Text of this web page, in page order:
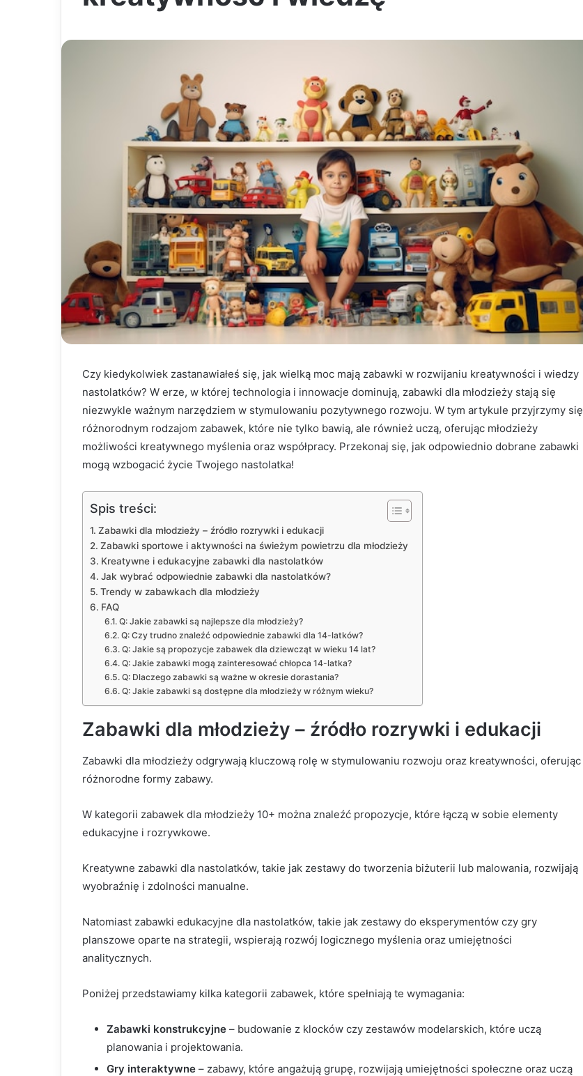
Czy kiedykolwiek zastanawiałeś się, jak wielką moc mają zabawki w rozwijaniu kreatywności i wiedzy
nastolatków? W erze, w której technologia i innowacje dominują, zabawki dla młodzieży stają się
niezwykle ważnym narzędziem w stymulowaniu pozytywnego rozwoju. W tym artykule przyjrzymy się
różnorodnym rodzajom zabawek, które nie tylko bawią, ale również uczą, oferując młodzieży
możliwości kreatywnego myślenia oraz współpracy. Przekonaj się, jak odpowiednio dobrane zabawki
mogą wzbogacić życie Twojego nastolatka!
Spis treści:
Zabawki dla młodzieży – źródło rozrywki i edukacji
Zabawki sportowe i aktywności na świeżym powietrzu dla młodzieży
Kreatywne i edukacyjne zabawki dla nastolatków
Jak wybrać odpowiednie zabawki dla nastolatków?
Trendy w zabawkach dla młodzieży
FAQ
Q: Jakie zabawki są najlepsze dla młodzieży?
Q: Czy trudno znaleźć odpowiednie zabawki dla 14-latków?
Q: Jakie są propozycje zabawek dla dziewcząt w wieku 14 lat?
Q: Jakie zabawki mogą zainteresować chłopca 14-latka?
Q: Dlaczego zabawki są ważne w okresie dorastania?
Q: Jakie zabawki są dostępne dla młodzieży w różnym wieku?
Zabawki dla młodzieży – źródło rozrywki i edukacji
Zabawki dla młodzieży odgrywają kluczową rolę w stymulowaniu rozwoju oraz kreatywności, oferując
różnorodne formy zabawy.
W kategorii zabawek dla młodzieży 10+ można znaleźć propozycje, które łączą w sobie elementy
edukacyjne i rozrywkowe.
Kreatywne zabawki dla nastolatków, takie jak zestawy do tworzenia biżuterii lub malowania, rozwijają
wyobraźnię i zdolności manualne.
Natomiast zabawki edukacyjne dla nastolatków, takie jak zestawy do eksperymentów czy gry
planszowe oparte na strategii, wspierają rozwój logicznego myślenia oraz umiejętności
analitycznych.
Poniżej przedstawiamy kilka kategorii zabawek, które spełniają te wymagania:
Zabawki konstrukcyjne – budowanie z klocków czy zestawów modelarskich, które uczą
planowania i projektowania.
Gry interaktywne – zabawy, które angażują grupę, rozwijają umiejętności społeczne oraz uczą